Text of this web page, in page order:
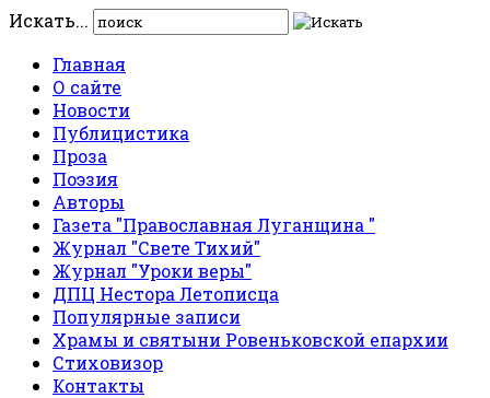
Искать...
Главная
О сайте
Новости
Публицистика
Проза
Поэзия
Авторы
Газета "Православная Луганщина "
Журнал "Свете Тихий"
Журнал "Уроки веры"
ДПЦ Нестора Летописца
Популярные записи
Храмы и святыни Ровеньковской епархии
Стиховизор
Контакты